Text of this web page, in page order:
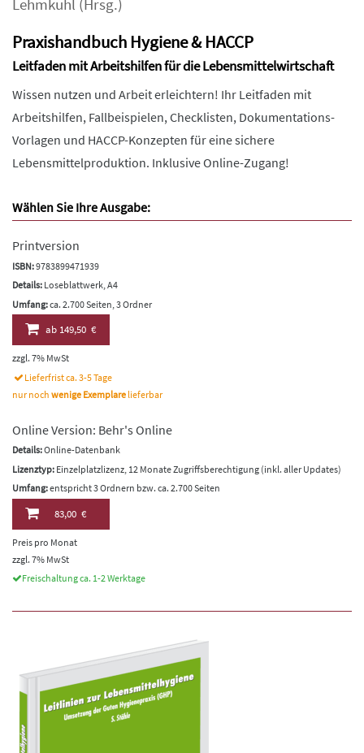
Lehmkuhl (Hrsg.)
Praxishandbuch Hygiene & HACCP
Leitfaden mit Arbeitshilfen für die Lebensmittelwirtschaft
Wissen nutzen und Arbeit erleichtern! Ihr Leitfaden mit
Arbeitshilfen, Fallbeispielen, Checklisten, Dokumentations-
Vorlagen und HACCP-Konzepten für eine sichere
Lebensmittelproduktion. Inklusive Online-Zugang!
Wählen Sie Ihre Ausgabe:
Printversion
ISBN:9783899471939
Details: Loseblattwerk, A4
Umfang:ca. 2.700 Seiten, 3 Ordner
ab149,50 €
zzgl. 7% MwSt
Lieferfrist ca. 3-5 Tage
nur noch wenige Exemplare lieferbar
Online Version: Behr's Online
Details:Online-Datenbank
Lizenztyp: Einzelplatzlizenz, 12 Monate Zugriffsberechtigung (inkl. aller Updates)
Umfang:entspricht 3 Ordnern bzw. ca. 2.700 Seiten
83,00 €
Preis pro Monat
zzgl. 7% MwSt
Freischaltung ca. 1-2 Werktage